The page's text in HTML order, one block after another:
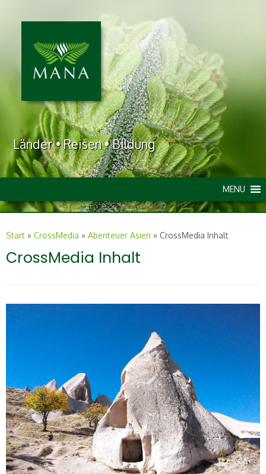
Länder • Reisen • Bildung
MENU
Start » CrossMedia » Abenteuer Asien » CrossMedia Inhalt
CrossMedia Inhalt